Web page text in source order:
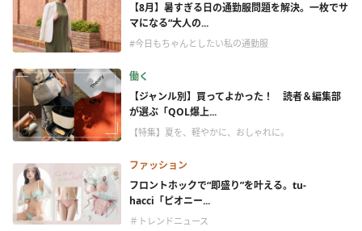
【8月】暑すぎる日の通勤服問題を解決。一枚でサ
マになる“大人の...
#今日もちゃんとしたい私の通勤服
働く
【ジャンル別】買ってよかった！ 読者＆編集部
が選ぶ「QOL爆上...
【特集】夏を、軽やかに、おしゃれに。
ファッション
フロントホックで“即盛り”を叶える。tu-
hacci「ピオニー...
＃トレンドニュース